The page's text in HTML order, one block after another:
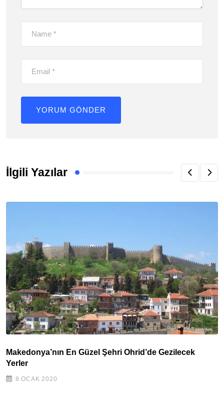
İlgili Yazılar
Makedonya’nın En Güzel Şehri Ohrid’de Gezilecek
Yerler
8 OCAK 2020